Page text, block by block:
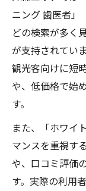
ニング 歯医者」
どの検索が多く
が支持されてい
観光客向けに短
や、低価格で始
す。
また、「ホワイ
マンスを重視す
や、口コミ評価
す。実際の利用